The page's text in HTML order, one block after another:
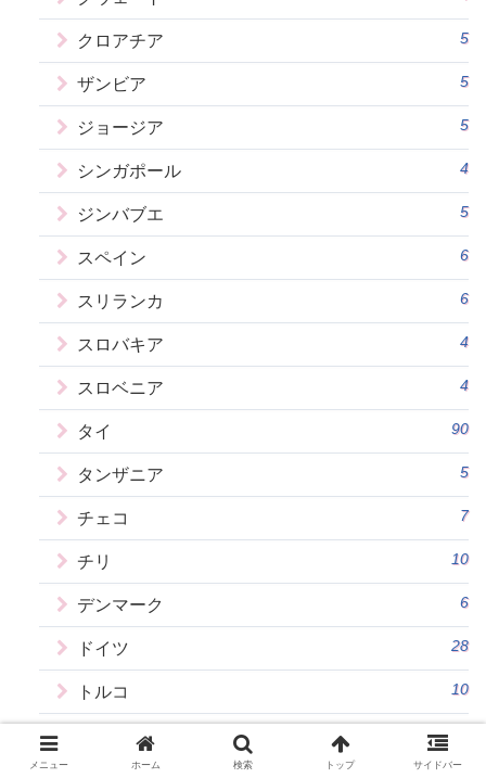
クロアチア 5
ザンビア 5
ジョージア 5
シンガポール 4
ジンバブエ 5
スペイン 6
スリランカ 6
スロバキア 4
スロベニア 4
タイ 90
タンザニア 5
チェコ 7
チリ 10
デンマーク 6
ドイツ 28
トルコ 10
ナゴルノ・カラバフ
メニュー ホーム 検索 トップ サイドバー